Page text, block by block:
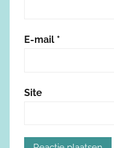
E-mail *
Site